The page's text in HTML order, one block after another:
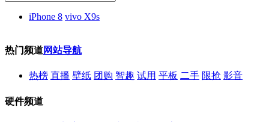
iPhone 8 vivo X9s
热门频道网站导航
热榜 直播 壁纸 团购 智趣 试用 平板 二手 限抢 影音
硬件频道